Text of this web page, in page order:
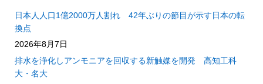
日本人人口1億2000万人割れ 42年ぶりの節目が示す日本の転
換点
2026年8月7日
排水を浄化しアンモニアを回収する新触媒を開発 高知工科
大・名大